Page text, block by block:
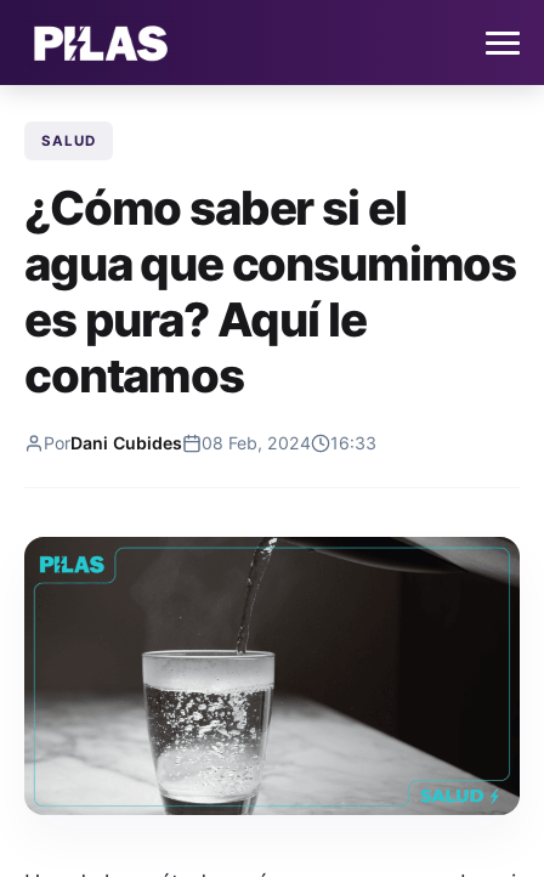
NOTICIAS
QUIÉNES SOMOS
CONTACTO
SUSCRÍBETE
SALUD
¿Cómo saber si el
agua que consumimos
es pura? Aquí le
contamos
PorDani Cubides 08 Feb, 2024 16:33